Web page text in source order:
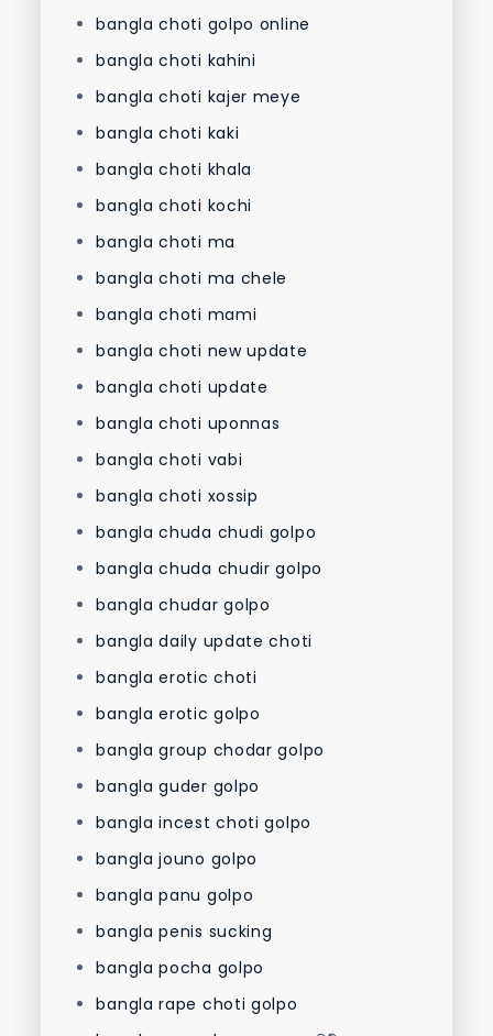
bangla choti golpo online
bangla choti kahini
bangla choti kajer meye
bangla choti kaki
bangla choti khala
bangla choti kochi
bangla choti ma
bangla choti ma chele
bangla choti mami
bangla choti new update
bangla choti update
bangla choti uponnas
bangla choti vabi
bangla choti xossip
bangla chuda chudi golpo
bangla chuda chudir golpo
bangla chudar golpo
bangla daily update choti
bangla erotic choti
bangla erotic golpo
bangla group chodar golpo
bangla guder golpo
bangla incest choti golpo
bangla jouno golpo
bangla panu golpo
bangla penis sucking
bangla pocha golpo
bangla rape choti golpo